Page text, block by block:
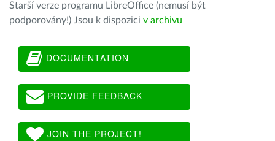
Starší verze programu LibreOffice (nemusí být
podporovány!) Jsou k dispozici v archivu
DOCUMENTATION
PROVIDE FEEDBACK
JOIN THE PROJECT!